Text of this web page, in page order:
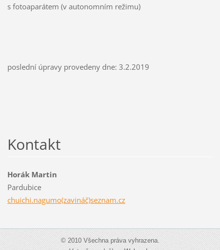
s fotoaparátem (v autonomním režimu)
poslední úpravy provedeny dne: 3.2.2019
Kontakt
Horák Martin
Pardubice
chuichi.nagumo(zavináč)seznam.cz
© 2010 Všechna práva vyhrazena.